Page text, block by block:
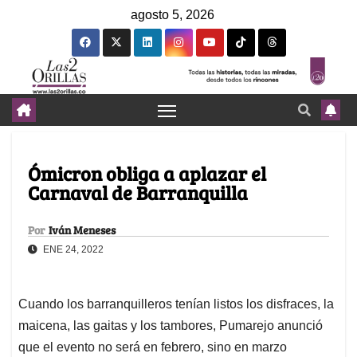
agosto 5, 2026
Ómicron obliga a aplazar el
Carnaval de Barranquilla
Por Iván Meneses
ENE 24, 2022
Cuando los barranquilleros tenían listos los disfraces, la
maicena, las gaitas y los tambores, Pumarejo anunció
que el evento no será en febrero, sino en marzo